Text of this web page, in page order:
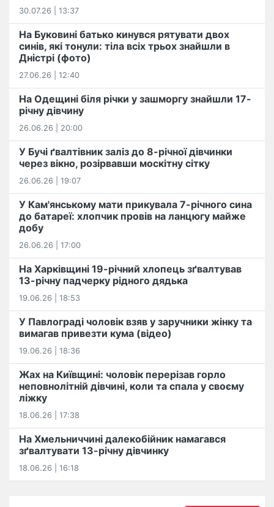
30.07.26 | 13:37
На Буковині батько кинувся рятувати двох
синів, які тонули: тіла всіх трьох знайшли в
Дністрі (фото)
27.06.26 | 12:40
На Одещині біля річки у зашморгу знайшли 17-
річну дівчину
26.06.26 | 20:00
У Бучі ґвалтівник заліз до 8-річної дівчинки
через вікно, розірвавши москітну сітку
26.06.26 | 19:07
У Кам'янському мати прикувала 7-річного сина
до батареї: хлопчик провів на ланцюгу майже
добу
26.06.26 | 17:00
На Харківщині 19-річний хлопець​ ️зґвалтував
13-річну падчерку рідного дядька
19.06.26 | 18:53
У Павлограді чоловік взяв у заручники жінку та
вимагав привезти кума (відео)
19.06.26 | 18:36
Жах на Київщині: чоловік перерізав горло
неповнолітній дівчині, коли та спала у своєму
ліжку
18.06.26 | 17:38
На Хмельниччині далекобійник намагався
зґвалтувати 13-річну дівчинку
18.06.26 | 16:18